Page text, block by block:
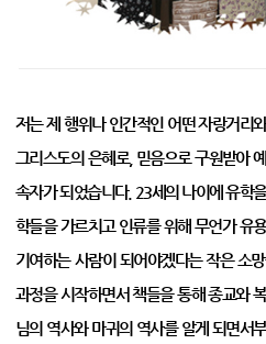
저는 제 행위나 인간적인 어떤 자랑거리
그리스도의 은혜로, 믿음으로 구원받아
속자가 되었습니다. 23세의 나이에 유학
학들을 가르치고 인류를 위해 무언가 유
기여하는 사람이 되어야겠다는 작은 소
과정을 시작하면서 책들을 통해 종교와
님의 역사와 마귀의 역사를 알게 되면서